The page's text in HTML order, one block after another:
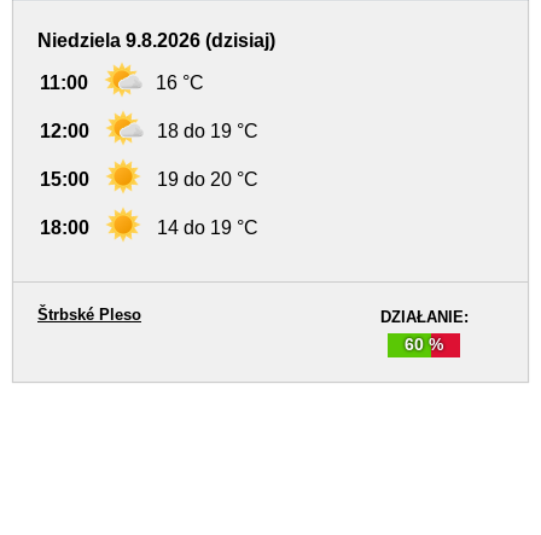
Niedziela 9.8.2026 (dzisiaj)
11:00 16 °C
12:00 18 do 19 °C
15:00 19 do 20 °C
18:00 14 do 19 °C
DZIAŁANIE:
60 %
Štrbské Pleso